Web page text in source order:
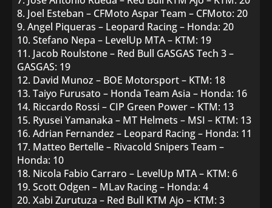
8. Joel Esteban – CFMoto Aspar Team – CFMoto: 20
9. Angel Piqueras – Leopard Racing – Honda: 20
10. Stefano Nepa – LevelUp MTA – KTM: 19
11. Jacob Roulstone – Red Bull GASGAS Tech 3 –
GASGAS: 19
12. David Munoz – BOE Motorsport – KTM: 18
13. Taiyo Furusato – Honda Team Asia – Honda: 16
14. Riccardo Rossi – CIP Green Power – KTM: 13
15. Ryusei Yamanaka – MT Helmets – MSI – KTM: 13
16. Adrian Fernandez – Leopard Racing – Honda: 11
17. Matteo Bertelle – Rivacold Snipers Team –
Honda: 10
18. Nicola Fabio Carraro – LevelUp MTA – KTM: 6
19. Scott Odgen – MLav Racing – Honda: 4
20. Xabi Zurutuza – Red Bull KTM Ajo – KTM: 3